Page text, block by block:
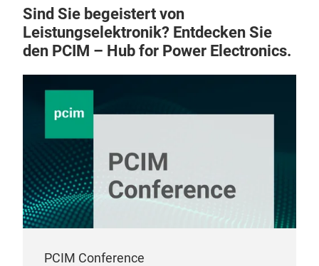
Sind Sie begeistert von
Leistungselektronik? Entdecken Sie
den PCIM – Hub for Power Electronics.
PCIM Conference